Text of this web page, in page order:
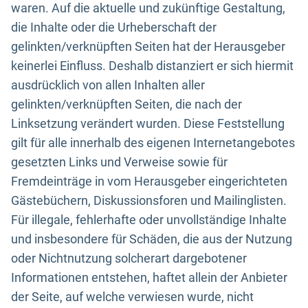
waren. Auf die aktuelle und zukünftige Gestaltung,
die Inhalte oder die Urheberschaft der
gelinkten/verknüpften Seiten hat der Herausgeber
keinerlei Einfluss. Deshalb distanziert er sich hiermit
ausdrücklich von allen Inhalten aller
gelinkten/verknüpften Seiten, die nach der
Linksetzung verändert wurden. Diese Feststellung
gilt für alle innerhalb des eigenen Internetangebotes
gesetzten Links und Verweise sowie für
Fremdeinträge in vom Herausgeber eingerichteten
Gästebüchern, Diskussionsforen und Mailinglisten.
Für illegale, fehlerhafte oder unvollständige Inhalte
und insbesondere für Schäden, die aus der Nutzung
oder Nichtnutzung solcherart dargebotener
Informationen entstehen, haftet allein der Anbieter
der Seite, auf welche verwiesen wurde, nicht